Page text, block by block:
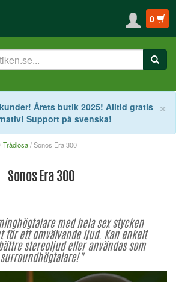
0
×
Årets butik 2025! Alltid gratis
Support på svenska!
Trådlösa/ Sonos Era 300
Sonos Era 300
med hela sex stycken
för ett omvälvande ljud. Kan enkelt
stereoljud eller användas som
surroundhögtalare!"